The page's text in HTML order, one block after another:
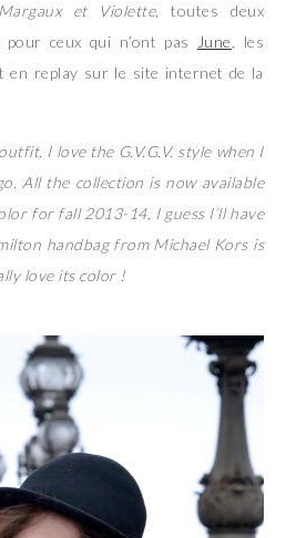
Margaux et Violette, toutes deux
ceux qui n’ont pas
June
, les
en replay sur le site internet de la
I love the G.V.G.V. style when I
All the collection is now available
for fall 2013-14, I guess I’ll have
handbag from Michael Kors is
love its color !